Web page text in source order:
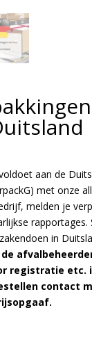
aan de
met onze
melden je
rapportages.
in
registratie etc.
contact